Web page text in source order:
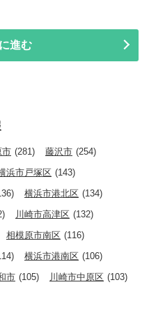
市 (281) 藤沢市 (254)
浜市戸塚区 (143)
横浜市港北区 (134)
川崎市高津区 (132)
相模原市南区 (116)
横浜市港南区 (106)
市 (105) 川崎市中原区 (103)